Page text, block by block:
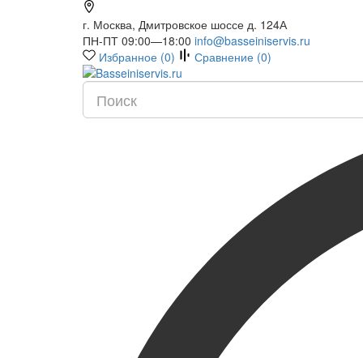
г. Москва, Дмитровское шоссе д. 124А
ПН-ПТ 09:00—18:00 info@basseiniservis.ru
Избранное (0) Сравнение (0)